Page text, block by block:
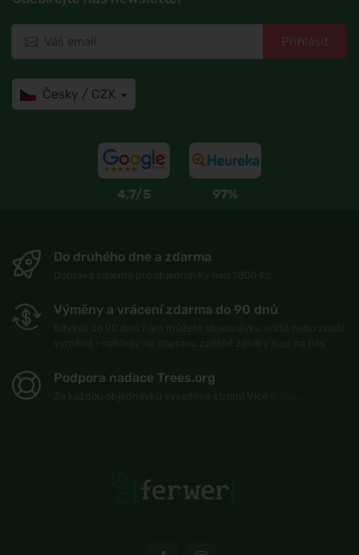
Přihlásit
Česky / CZK
4,7/5 97%
Do druhého dne a zdarma
Výměny a vrácení zdarma do 90 dnů
Podpora nadace Trees.org